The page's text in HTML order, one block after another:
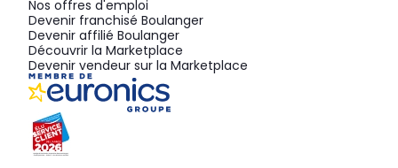
Nos offres d'emploi
Devenir franchisé Boulanger
Devenir affilié Boulanger
Découvrir la Marketplace
Devenir vendeur sur la Marketplace